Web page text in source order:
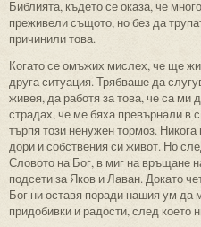
Библията, където се оказа, че
преживели същото, но без да
причинили това.
Когато се омъжих мислех, че ще
друга ситуация. Трябваше да
живея, да работя за това, че са ми
страдах, че ме бяха превърнали в
търпя този ненужен тормоз.
дори и собствения си живот. Но
Словото на Бог, в миг на връщане
подсети за Яков и Лаван. Докато
Бог ни оставя поради нашия ум да
придобивки и радости, след което